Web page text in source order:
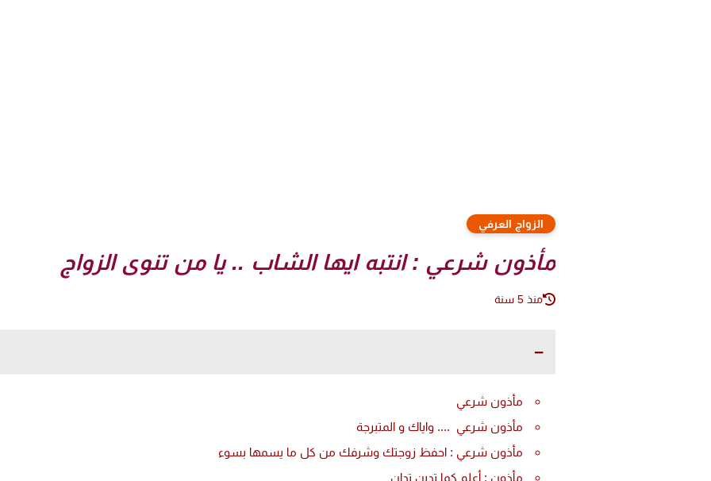
الزواج العرفي
مأذون شرعي : انتبه ايها الشاب .. يا من تنوى الزواج
منذ 5 سنة
مأذون شرعي
مأذون شرعي .... واياك و المتبرجة
مأذون شرعي : احفظ زوجتك وشرفك من كل ما يسمها بسوء
مأذون : أعلم كما تدين تدان